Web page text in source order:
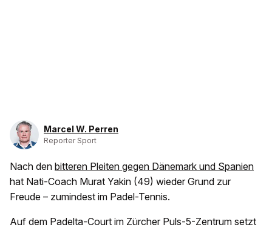
Marcel W. Perren
Reporter Sport
Nach den bitteren Pleiten gegen Dänemark und Spanien
hat Nati-Coach Murat Yakin (49) wieder Grund zur
Freude – zumindest im Padel-Tennis.
Auf dem Padelta-Court im Zürcher Puls-5-Zentrum setzt